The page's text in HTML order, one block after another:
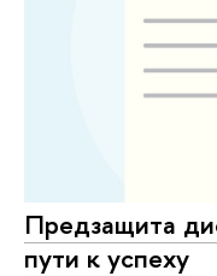
Предзащита
пути к успеху